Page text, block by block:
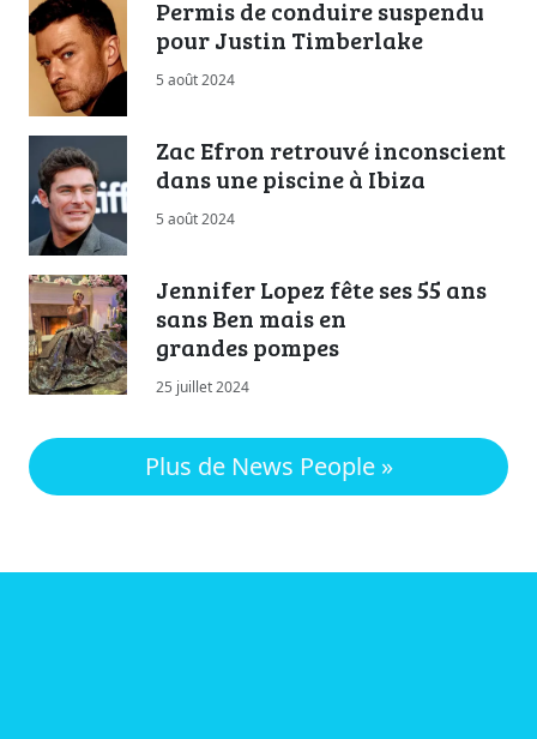
Permis de conduire suspendu
pour Justin Timberlake
5 août 2024
Zac Efron retrouvé inconscient
dans une piscine à Ibiza
5 août 2024
Jennifer Lopez fête ses 55 ans
sans Ben mais en
grandes pompes
25 juillet 2024
Plus de News People »